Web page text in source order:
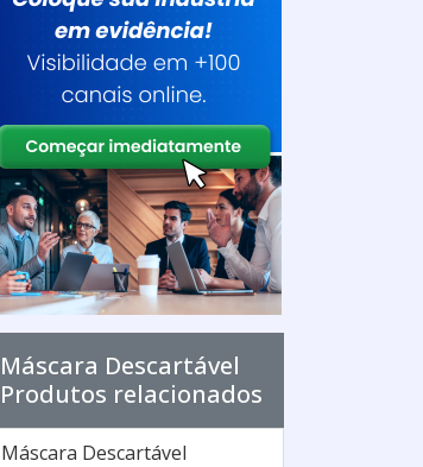
Máscara Descartável
Produtos relacionados
Máscara Descartável